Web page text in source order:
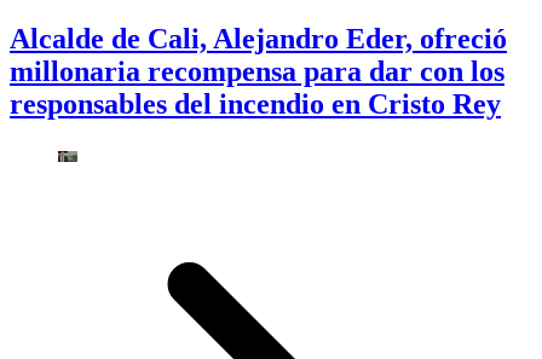
Alcalde de Cali, Alejandro Eder, ofreció
millonaria recompensa para dar con los
responsables del incendio en Cristo Rey